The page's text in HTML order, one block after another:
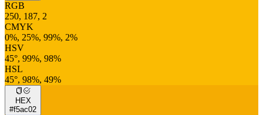
RGB
250, 187, 2
CMYK
0%, 25%, 99%, 2%
HSV
45°, 99%, 98%
HSL
45°, 98%, 49%
HEX
#f5ac02